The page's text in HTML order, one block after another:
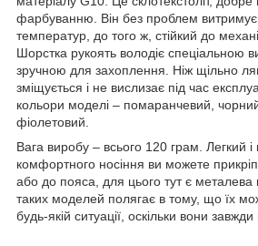
фарбуванню. Він без проблем витримує
температур, до того ж, стійкий до
Шорстка рукоять володіє спеціальною
зручною для захоплення. Ніж щільно
зміщується і не вислизає під час
кольори моделі – помаранчевий,
фіолетовий.
Вага виробу – всього 120 грам. Легкий
комфортного носіння ви можете
або до пояса, для цього тут є металева
таких моделей полягає в тому, що їх
будь-якій ситуації, оскільки вони